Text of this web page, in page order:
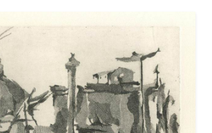
“Mostra d’Arte
italiana”, in varie sedi
“Mostra d’incisione italiana”, a